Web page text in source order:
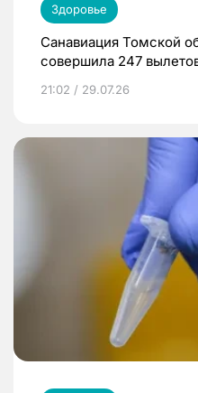
Здоровье
Санавиация Томской
совершила 247
21:02 / 29.07.26